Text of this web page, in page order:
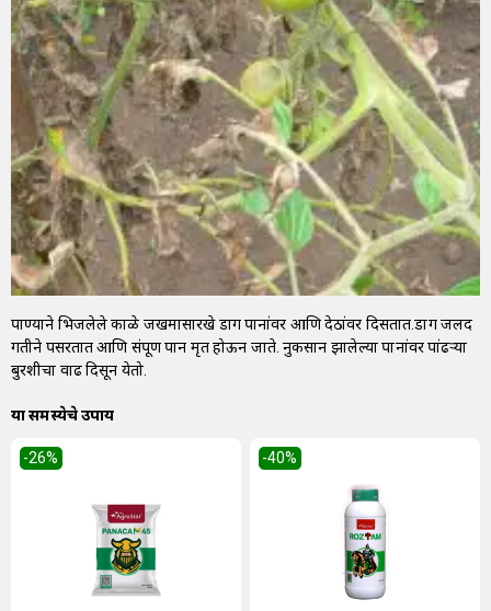
पाण्याने भिजलेले काळे जखमासारखे डाग पानांवर आणि देठांवर दिसतात.डाग जलद
गतीने पसरतात आणि संपूर्ण पान मृत होऊन जाते. नुकसान झालेल्या पानांवर पांढऱ्या
बुरशीचा वाढ दिसून येतो.
या समस्येचे उपाय
-26% -40%